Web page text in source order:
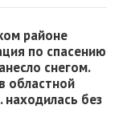
районе
по спасению
снегом.
областной
без